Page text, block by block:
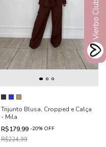
Trijunto Blusa, Cropped e Calça
- Mila
R$179,99 -20% OFF
R$224,99
Vierbo Club